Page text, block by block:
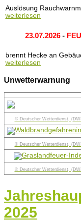
Auslösung
weiterlesen
23.07.2026- FEU
brennt Hecke an
weiterlesen
Unwetterwarnung
© Deutscher Wetterdienst,
© Deutscher Wetterdienst,
© Deutscher Wetterdienst,
2025